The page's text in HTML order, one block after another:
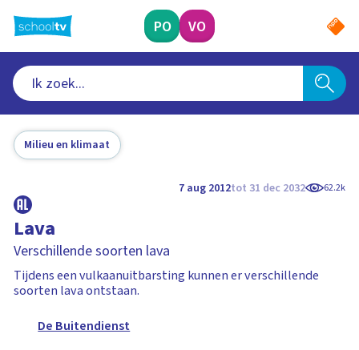
naar
hoofdinhoud
PO VO
Milieu en klimaat
7 aug 2012tot 31 dec 2032 62.2k
Lava
Verschillende soorten lava
Tijdens een vulkaanuitbarsting kunnen er verschillende
soorten lava ontstaan.
De Buitendienst